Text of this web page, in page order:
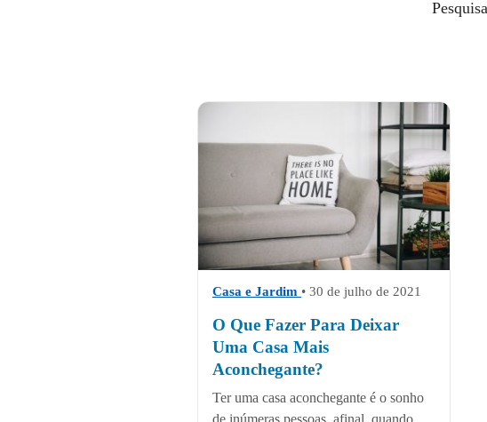
Casa e Jardim • 30 de julho de 2021
O Que Fazer Para Deixar
Uma Casa Mais
Aconchegante?
Ter uma casa aconchegante é o sonho
de inúmeras pessoas, afinal, quando